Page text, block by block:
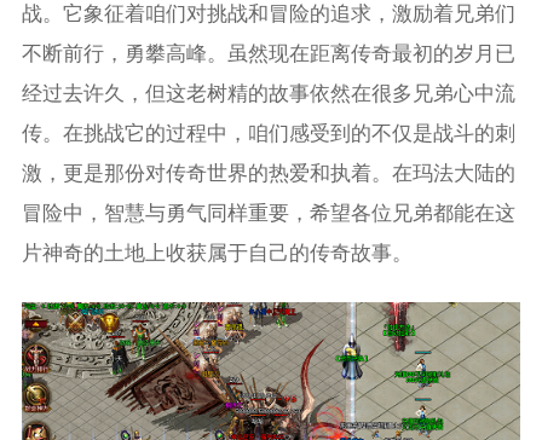
战。它象征着咱们对挑战和冒险的追求，激励着兄弟们
不断前行，勇攀高峰。虽然现在距离传奇最初的岁月已
经过去许久，但这老树精的故事依然在很多兄弟心中流
传。在挑战它的过程中，咱们感受到的不仅是战斗的刺
激，更是那份对传奇世界的热爱和执着。在玛法大陆的
冒险中，智慧与勇气同样重要，希望各位兄弟都能在这
片神奇的土地上收获属于自己的传奇故事。